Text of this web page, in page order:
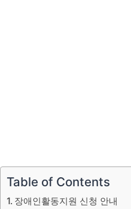
Table of Contents
장애인활동지원 신청 안내